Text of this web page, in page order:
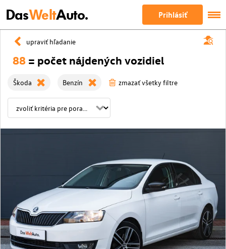
DasWeltAuto. Prihlásiť
upraviť hľadanie
88 = počet nájdených vozidiel
Škoda Benzín zmazať všetky filtre